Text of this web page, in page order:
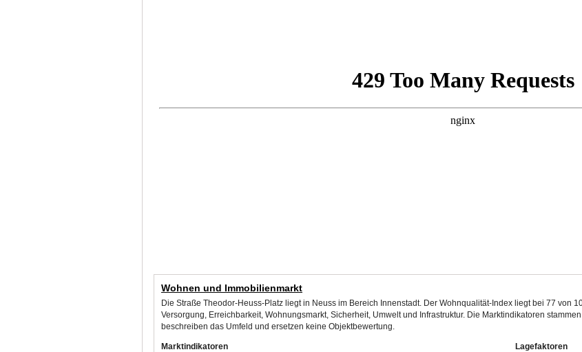
Wohnen und Immobilienmarkt
Die Straße Theodor-Heuss-Platz liegt in Neuss im Bereich Innenstadt. Der Wohnqualität-Index liegt bei 77 von
Versorgung, Erreichbarkeit, Wohnungsmarkt, Sicherheit, Umwelt und Infrastruktur. Die Marktindikatoren
beschreiben das Umfeld und ersetzen keine Objektbewertung.
Marktindikatoren Lagefaktoren